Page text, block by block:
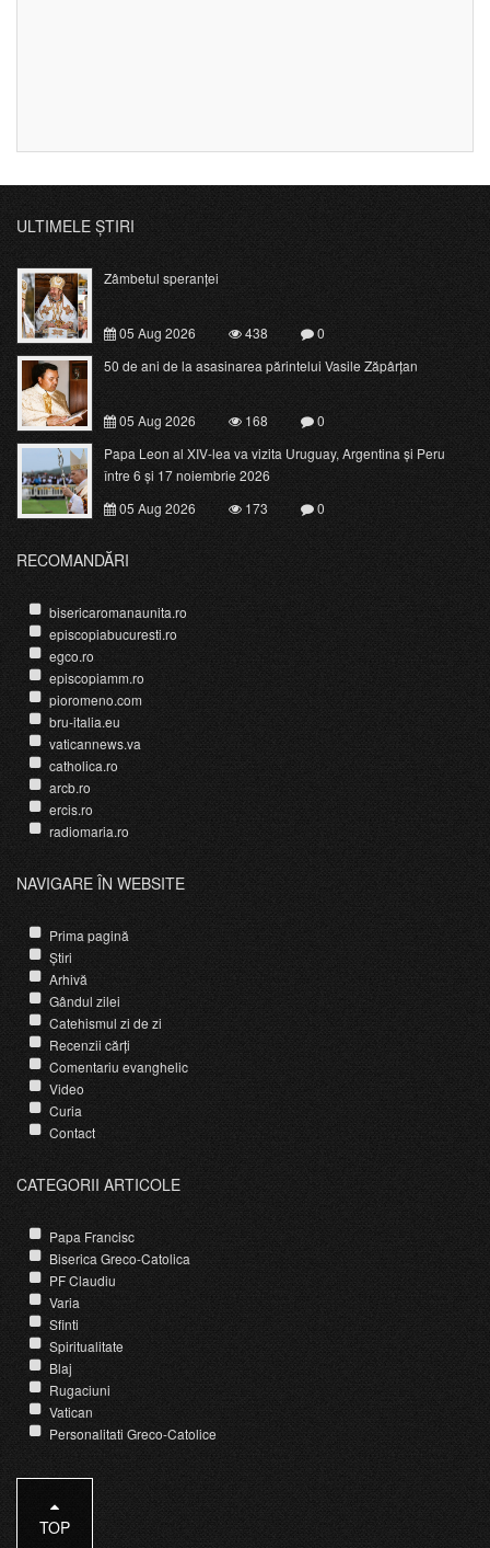
ULTIMELE ȘTIRI
Zâmbetul speranței
05 Aug 2026 438
0
50 de ani de la asasinarea părintelui Vasile Zăpârțan
05 Aug 2026 168
0
Papa Leon al XIV-lea va vizita Uruguay, Argentina și Peru
între 6 și 17 noiembrie 2026
05 Aug 2026
173 0
RECOMANDĂRI
bisericaromanaunita.ro
episcopiabucuresti.ro
egco.ro
episcopiamm.ro
pioromeno.com
bru-italia.eu
vaticannews.va
catholica.ro
arcb.ro
ercis.ro
radiomaria.ro
NAVIGARE ÎN WEBSITE
Prima pagină
Știri
Arhivă
Gândul zilei
Catehismul zi de zi
Recenzii cărți
Comentariu evanghelic
Video
Curia
Contact
CATEGORII ARTICOLE
Papa Francisc
Biserica Greco-Catolica
PF Claudiu
Varia
Sfinti
Spiritualitate
Blaj
Rugaciuni
Vatican
Personalitati Greco-Catolice
TOP